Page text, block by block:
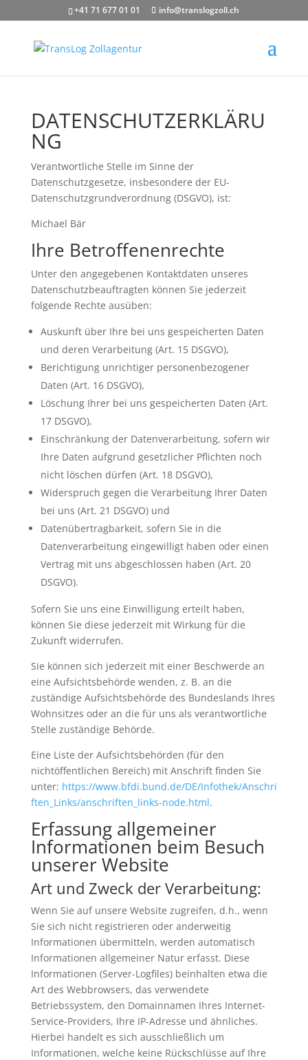
+41 71 677 01 01 info@translogzoll.ch
DATENSCHUTZERKLÄRU
NG
Verantwortliche Stelle im Sinne der
Datenschutzgesetze, insbesondere der EU-
Datenschutzgrundverordnung (DSGVO), ist:
Michael Bär
Ihre Betroffenenrechte
Unter den angegebenen Kontaktdaten unseres
Datenschutzbeauftragten können Sie jederzeit
folgende Rechte ausüben:
Auskunft über Ihre bei uns gespeicherten Daten
und deren Verarbeitung (Art. 15 DSGVO),
Berichtigung unrichtiger personenbezogener
Daten (Art. 16 DSGVO),
Löschung Ihrer bei uns gespeicherten Daten (Art.
17 DSGVO),
Einschränkung der Datenverarbeitung, sofern wir
Ihre Daten aufgrund gesetzlicher Pflichten noch
nicht löschen dürfen (Art. 18 DSGVO),
Widerspruch gegen die Verarbeitung Ihrer Daten
bei uns (Art. 21 DSGVO) und
Datenübertragbarkeit, sofern Sie in die
Datenverarbeitung eingewilligt haben oder einen
Vertrag mit uns abgeschlossen haben (Art. 20
DSGVO).
Sofern Sie uns eine Einwilligung erteilt haben,
können Sie diese jederzeit mit Wirkung für die
Zukunft widerrufen.
Sie können sich jederzeit mit einer Beschwerde an
eine Aufsichtsbehörde wenden, z. B. an die
zuständige Aufsichtsbehörde des Bundeslands Ihres
Wohnsitzes oder an die für uns als verantwortliche
Stelle zuständige Behörde.
Eine Liste der Aufsichtsbehörden (für den
nichtöffentlichen Bereich) mit Anschrift finden Sie
unter: https://www.bfdi.bund.de/DE/Infothek/Anschri
ften_Links/anschriften_links-node.html.
Erfassung allgemeiner
Informationen beim Besuch
unserer Website
Art und Zweck der Verarbeitung:
Wenn Sie auf unsere Website zugreifen, d.h., wenn
Sie sich nicht registrieren oder anderweitig
Informationen übermitteln, werden automatisch
Informationen allgemeiner Natur erfasst. Diese
Informationen (Server-Logfiles) beinhalten etwa die
Art des Webbrowsers, das verwendete
Betriebssystem, den Domainnamen Ihres Internet-
Service-Providers, Ihre IP-Adresse und ähnliches.
Hierbei handelt es sich ausschließlich um
Informationen, welche keine Rückschlüsse auf Ihre